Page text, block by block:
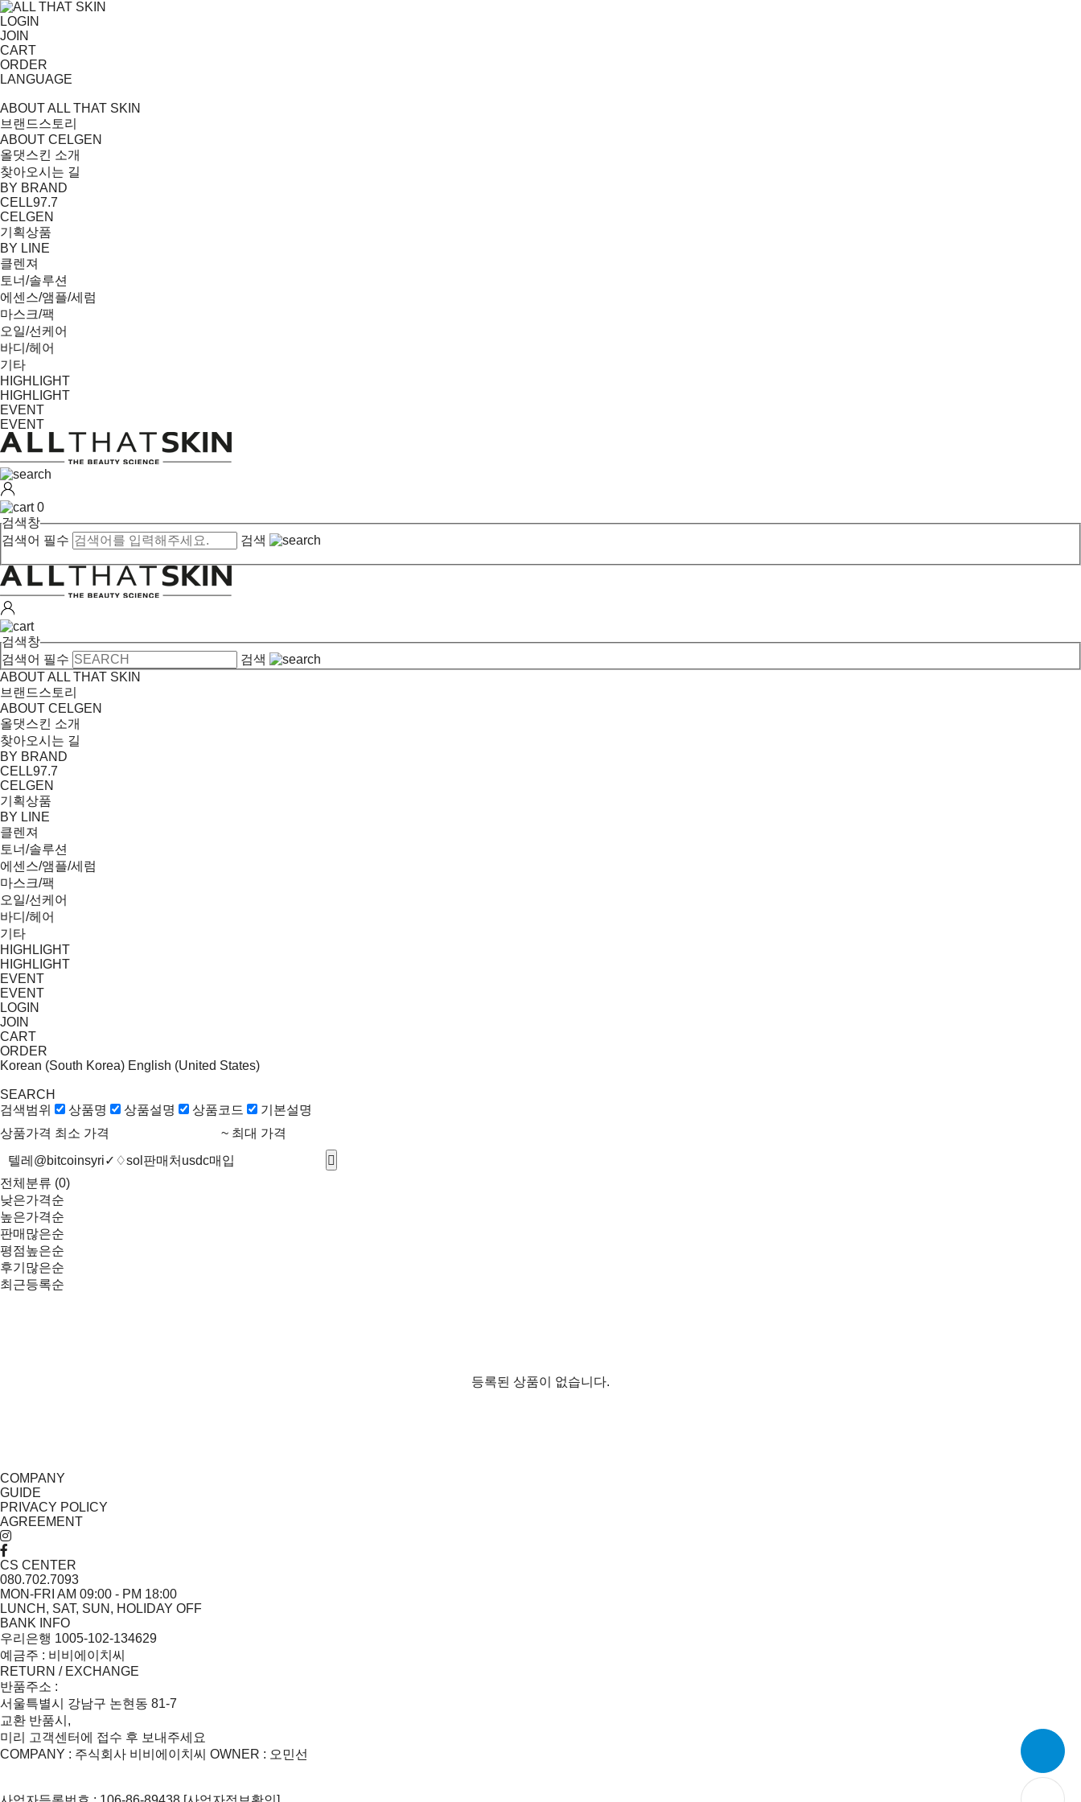
LOGIN
JOIN
CART
ORDER
LANGUAGE
ABOUT ALL THAT SKIN
브랜드스토리
ABOUT CELGEN
올댓스킨 소개
찾아오시는 길
BY BRAND
CELL97.7
CELGEN
기획상품
BY LINE
클렌져
토너/솔루션
에센스/앰플/세럼
마스크/팩
오일/선케어
바디/헤어
기타
HIGHLIGHT
HIGHLIGHT
EVENT
EVENT
0
검색창
검색어 필수
검색
검색창
검색어 필수
검색
ABOUT ALL THAT SKIN
브랜드스토리
ABOUT CELGEN
올댓스킨 소개
찾아오시는 길
BY BRAND
CELL97.7
CELGEN
기획상품
BY LINE
클렌져
토너/솔루션
에센스/앰플/세럼
마스크/팩
오일/선케어
바디/헤어
기타
HIGHLIGHT
HIGHLIGHT
EVENT
EVENT
LOGIN
JOIN
CART
ORDER
Korean (South Korea) English (United States)
SEARCH
검색범위
상품명 상품설명 상품코드
기본설명
상품가격 최소 가격 ~ 최대 가격
전체분류 (0)
낮은가격순
높은가격순
판매많은순
평점높은순
후기많은순
최근등록순
등록된 상품이 없습니다.
COMPANY
GUIDE
PRIVACY POLICY
AGREEMENT
CS CENTER
080.702.7093
MON-FRI AM 09:00 - PM 18:00
LUNCH, SAT, SUN, HOLIDAY OFF
BANK INFO
우리은행 1005-102-134629
예금주 : 비비에이치씨
RETURN / EXCHANGE
반품주소 :
서울특별시 강남구 논현동 81-7
교환 반품시,
미리 고객센터에 접수 후 보내주세요
COMPANY : 주식회사 비비에이치씨 OWNER : 오민선